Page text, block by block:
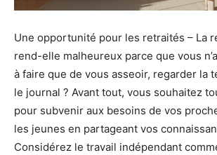
Une opportunité pour les retraités – La
rend-elle malheureux parce que vous
à faire que de vous asseoir, regarder la
le journal ? Avant tout, vous souhaitez
pour subvenir aux besoins de vos
les jeunes en partageant vos
Considérez le travail indépendant